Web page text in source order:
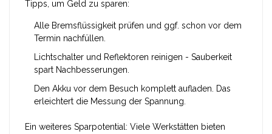
Tipps, um Geld zu sparen:
Alle Bremsflüssigkeit prüfen und ggf. schon vor dem
Termin nachfüllen.
Lichtschalter und Reflektoren reinigen - Sauberkeit
spart Nachbesserungen.
Den Akku vor dem Besuch komplett aufladen. Das
erleichtert die Messung der Spannung.
Ein weiteres Sparpotential: Viele Werkstätten bieten